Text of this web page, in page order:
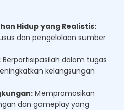
Hidup yang Realistis:
dan pengelolaan sumber
Berpartisipasilah dalam tugas
kelangsungan
Mempromosikan
dan gameplay yang